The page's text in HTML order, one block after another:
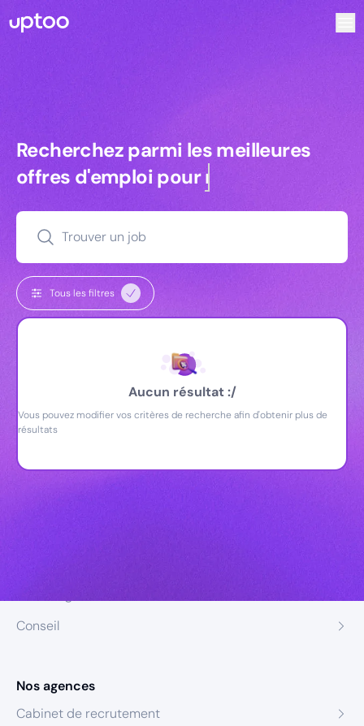
Recherchez parmi les meilleures
Recherchez parmi les meilleures
offres d'emploi pourcommerciaux
Trouver un job
Tous les filtres
Aucun résultat :/
Vous pouvez modifier vos critères de recherche afin d'obtenir plus de
résultats
Conseil
Nos agences
Cabinet de recrutement